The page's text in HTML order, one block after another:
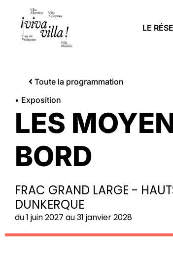
LE
Toute la programmation
• Exposition
LES
BORD
FRAC GRAND LARGE -
DUNKERQUE
du 1 juin 2027 au 31 janvier 2028